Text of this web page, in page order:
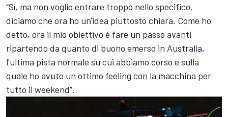
“Sì, ma non voglio entrare troppo nello specifico,
diciamo che ora ho un'idea piuttosto chiara. Come ho
detto, ora il mio obiettivo è fare un passo avanti
ripartendo da quanto di buono emerso in Australia,
l'ultima pista normale su cui abbiamo corso e sulla
quale ho avuto un ottimo feeling con la macchina per
tutto il weekend”.